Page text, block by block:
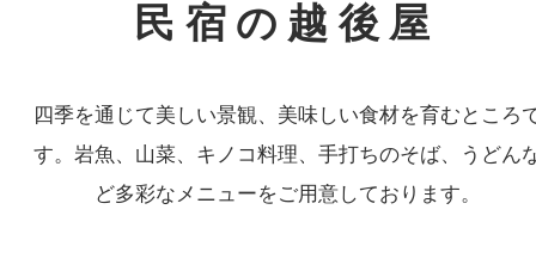
民宿の越後屋
四季を通じて美しい景観、美味しい食材を育むところ
す。岩魚、山菜、キノコ料理、手打ちのそば、うどん
ど多彩なメニューをご用意しております。